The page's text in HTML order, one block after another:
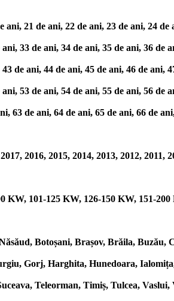
21 de ani, 22 de ani, 23 de ani, 24
33 de ani, 34 de ani, 35 de ani, 36 de
de ani, 44 de ani, 45 de ani, 46 de ani,
53 de ani, 54 de ani, 55 de ani, 56 de
de ani, 64 de ani, 65 de ani, 66 de
2016, 2015, 2014, 2013, 2012, 2011,
101-125 KW, 126-150 KW, 151-200
Botoșani, Brașov, Brăila, Buzău,
Gorj, Harghita, Hunedoara,
Teleorman, Timiș, Tulcea, Vaslui,